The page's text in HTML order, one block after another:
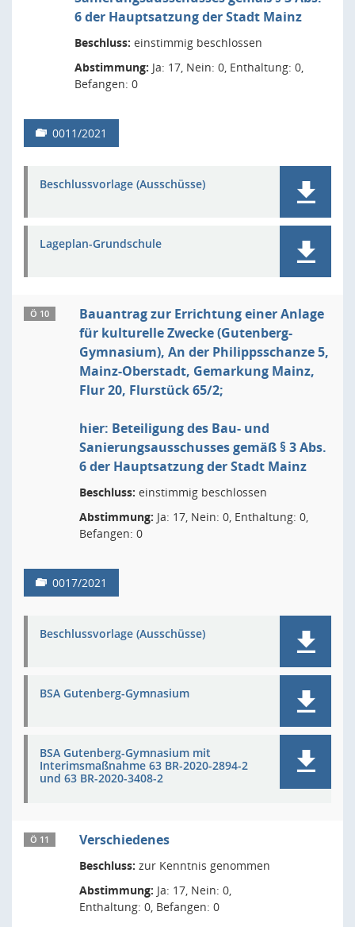
6 der Hauptsatzung der Stadt Mainz
Beschluss: einstimmig beschlossen
Abstimmung: Ja: 17, Nein: 0, Enthaltung: 0,
Befangen: 0
0011/2021
Beschlussvorlage (Ausschüsse)
Lageplan-Grundschule
Ö 10
Bauantrag zur Errichtung einer Anlage
für kulturelle Zwecke (Gutenberg-
Gymnasium), An der Philippsschanze 5,
Mainz-Oberstadt, Gemarkung Mainz,
Flur 20, Flurstück 65/2;
hier: Beteiligung des Bau- und
Sanierungsausschusses gemäß § 3 Abs.
6 der Hauptsatzung der Stadt Mainz
Beschluss: einstimmig beschlossen
Abstimmung: Ja: 17, Nein: 0, Enthaltung: 0,
Befangen: 0
0017/2021
Beschlussvorlage (Ausschüsse)
BSA Gutenberg-Gymnasium
BSA Gutenberg-Gymnasium mit
Interimsmaßnahme 63 BR-2020-2894-2
und 63 BR-2020-3408-2
Ö 11 Verschiedenes
Beschluss: zur Kenntnis genommen
Abstimmung: Ja: 17, Nein: 0,
Enthaltung: 0, Befangen: 0